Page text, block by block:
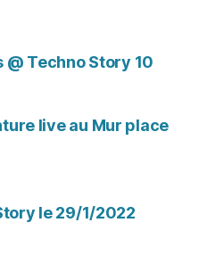
Techno Story 10
live au Mur place
le 29/1/2022